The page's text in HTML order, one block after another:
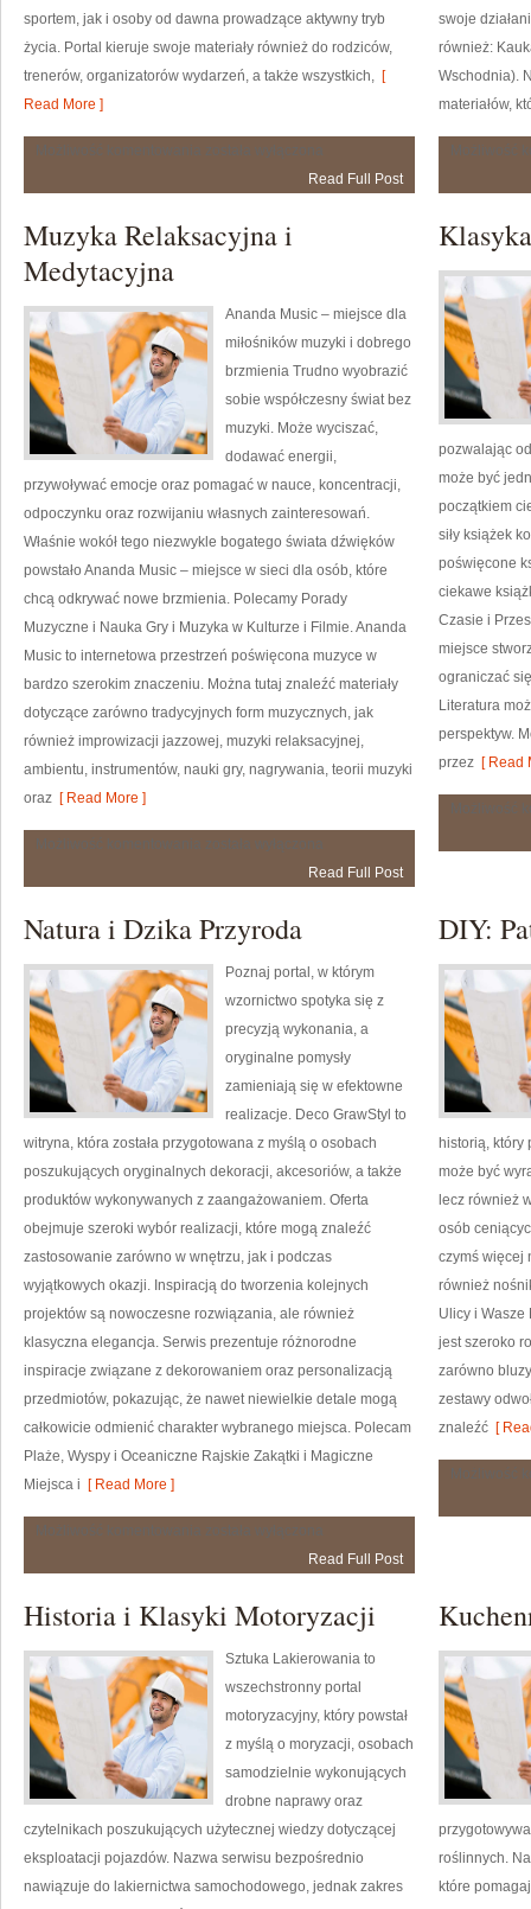
sportem, jak i osoby od dawna prowadzące aktywny tryb
życia. Portal kieruje swoje materiały również do rodziców,
trenerów, organizatorów wydarzeń, a także wszystkich, [
Read More ]
Read Full Post
swoje
również:
Wschodnia).
materiałów,
Muzyka Relaksacyjna i
Medytacyjna
Ananda Music – miejsce dla
miłośników muzyki i dobrego
brzmienia Trudno wyobrazić
sobie współczesny świat bez
muzyki. Może wyciszać,
dodawać energii,
przywoływać emocje oraz pomagać w nauce, koncentracji,
odpoczynku oraz rozwijaniu własnych zainteresowań.
Właśnie wokół tego niezwykle bogatego świata dźwięków
powstało Ananda Music – miejsce w sieci dla osób, które
chcą odkrywać nowe brzmienia. Polecamy Porady
Muzyczne i Nauka Gry i Muzyka w Kulturze i Filmie. Ananda
Music to internetowa przestrzeń poświęcona muzyce w
bardzo szerokim znaczeniu. Można tutaj znaleźć materiały
dotyczące zarówno tradycyjnych form muzycznych, jak
również improwizacji jazzowej, muzyki relaksacyjnej,
ambientu, instrumentów, nauki gry, nagrywania, teorii muzyki
oraz [ Read More ]
Read Full Post
pozwalając
może być
początkiem
siły książek
poświęcone
ciekawe
Czasie i
miejsce
ograniczać
Literatura
perspektyw.
przez [ Read
Natura i Dzika Przyroda
Poznaj portal, w którym
wzornictwo spotyka się z
precyzją wykonania, a
oryginalne pomysły
zamieniają się w efektowne
realizacje. Deco GrawStyl to
witryna, która została przygotowana z myślą o osobach
poszukujących oryginalnych dekoracji, akcesoriów, a także
produktów wykonywanych z zaangażowaniem. Oferta
obejmuje szeroki wybór realizacji, które mogą znaleźć
zastosowanie zarówno w wnętrzu, jak i podczas
wyjątkowych okazji. Inspiracją do tworzenia kolejnych
projektów są nowoczesne rozwiązania, ale również
klasyczna elegancja. Serwis prezentuje różnorodne
inspiracje związane z dekorowaniem oraz personalizacją
przedmiotów, pokazując, że nawet niewielkie detale mogą
całkowicie odmienić charakter wybranego miejsca. Polecam
Plaże, Wyspy i Oceaniczne Rajskie Zakątki i Magiczne
Miejsca i [ Read More ]
Read Full Post
DIY:
historią, który
może być
lecz również
osób
czymś więcej
również
Ulicy i Wasze
jest szeroko
zarówno
zestawy
znaleźć [
Historia i Klasyki Motoryzacji
Sztuka Lakierowania to
wszechstronny portal
motoryzacyjny, który powstał
z myślą o moryzacji, osobach
samodzielnie wykonujących
drobne naprawy oraz
czytelnikach poszukujących użytecznej wiedzy dotyczącej
eksploatacji pojazdów. Nazwa serwisu bezpośrednio
nawiązuje do lakiernictwa samochodowego, jednak zakres
roślinnych.
które